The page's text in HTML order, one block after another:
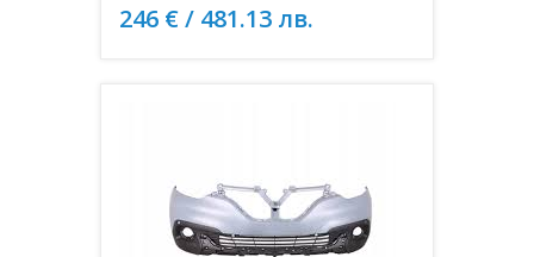
246 € / 481.13 лв.